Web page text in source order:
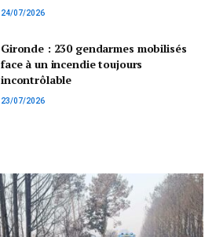
24/07/2026
Gironde : 230 gendarmes mobilisés
face à un incendie toujours
incontrôlable
23/07/2026